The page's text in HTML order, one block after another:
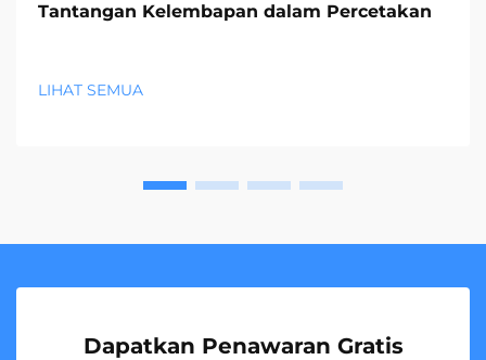
Tantangan Kelembapan dalam Percetakan
LIHAT SEMUA
Dapatkan Penawaran Gratis